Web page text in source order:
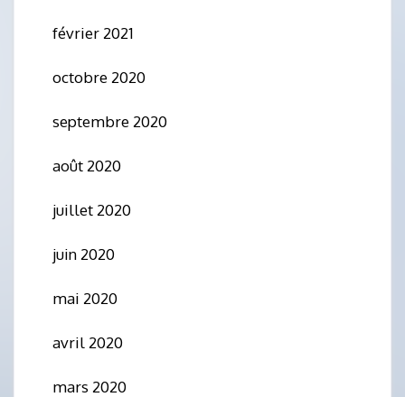
février 2021
octobre 2020
septembre 2020
août 2020
juillet 2020
juin 2020
mai 2020
avril 2020
mars 2020